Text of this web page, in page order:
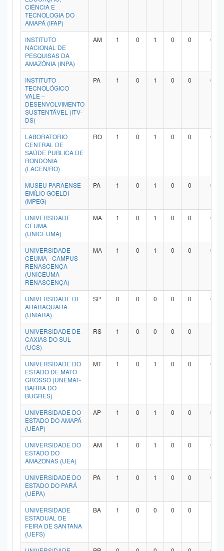
CIÊNCIA E
TECNOLOGIA DO
AMAPÁ (IFAP)
INSTITUTO
NACIONAL DE
PESQUISAS DA
AMAZÔNIA (INPA)
AM 1 0 1 0 0 0
INSTITUTO
TECNOLÓGICO
VALE –
DESENVOLVIMENTO
SUSTENTÁVEL (ITV-
DS)
PA 1 0 1 0 0 0
LABORATORIO
CENTRAL DE
SAÚDE PUBLICA DE
RONDONIA
(LACEN/RO)
RO 1 0 1 0 0 0
MUSEU PARAENSE
EMÍLIO GOELDI
(MPEG)
PA 1 0 1 0 0 0
UNIVERSIDADE
CEUMA
(UNICEUMA)
MA 1 0 1 0 0 0
UNIVERSIDADE
CEUMA - CAMPUS
RENASCENÇA
(UNICEUMA-
RENASCENÇA)
MA 1 0 1 0 0 0
UNIVERSIDADE DE
ARARAQUARA
(UNIARA)
SP 0 0 0 0 0 0
UNIVERSIDADE DE
CAXIAS DO SUL
(UCS)
RS 1 0 0 0 0
UNIVERSIDADE DO
ESTADO DE MATO
GROSSO (UNEMAT-
BARRA DO
BUGRES)
MT 1 0 1 0 0 0
UNIVERSIDADE DO
ESTADO DO AMAPÁ
(UEAP)
AP 1 0 1 0 0 0
UNIVERSIDADE DO
ESTADO DO
AMAZONAS (UEA)
AM 1 0 1 0 0 0
UNIVERSIDADE DO
ESTADO DO PARÁ
(UEPA)
PA 1 0 1 0 0 0
UNIVERSIDADE
ESTADUAL DE
FEIRA DE SANTANA
(UEFS)
BA 1 0 0 0 0